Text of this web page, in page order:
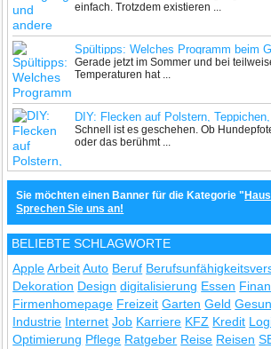
einfach. Trotzdem existieren ...
Spültipps: Welches Programm beim
besten?
Gerade jetzt im Sommer und bei
Temperaturen hat ...
DIY: Flecken auf Polstern,
entfernen
Schnell ist es geschehen. Ob
oder das berühmt ...
Sie möchten einen Banner für die Kategorie "
Sprechen Sie uns an!
BELIEBTE SCHLAGWORTE
Apple Arbeit Auto Beruf
Dekoration Design digitalisierung Essen
Firmenhomepage Freizeit Garten Geld
Industrie Internet Job Karriere KFZ Kredit
Optimierung Pflege Ratgeber Reise Reisen